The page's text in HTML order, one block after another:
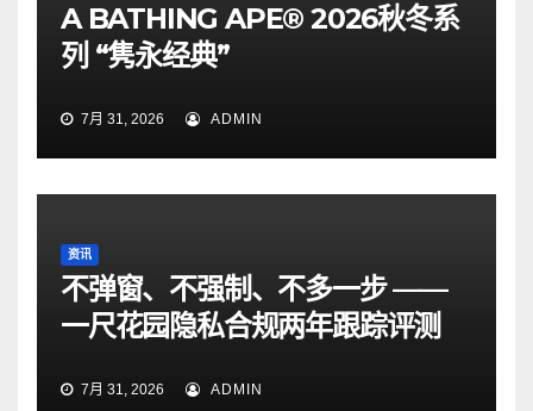
A BATHING APE® 2026秋冬系
列 “隽永经典”
7月 31, 2026 ADMIN
资讯
不弹窗、不强制、不多一步 ——
一尺花园隐私合规两年跟踪评测
7月 31, 2026 ADMIN